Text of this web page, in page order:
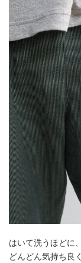
はいて洗うほどに
どんどん気持ち良